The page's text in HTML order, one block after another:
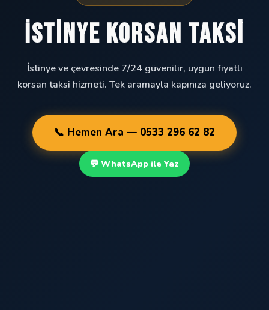
İstinye Korsan Taksi
İstinye ve çevresinde 7/24 güvenilir, uygun fiyatlı
korsan taksi hizmeti. Tek aramayla kapınıza geliyoruz.
📞 Hemen Ara — 0533 296 62 82
💬 WhatsApp ile Yaz